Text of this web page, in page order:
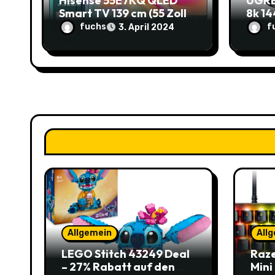
o
n
Smart TV 139 cm (55 Zoll)
im Angebot: Sparen Sie
145,85€!
fuchs 3. April 2024
8k
10,99€
Allgemein
LEGO Stitch 43249 Deal
– 27% Rabatt auf den
Mini